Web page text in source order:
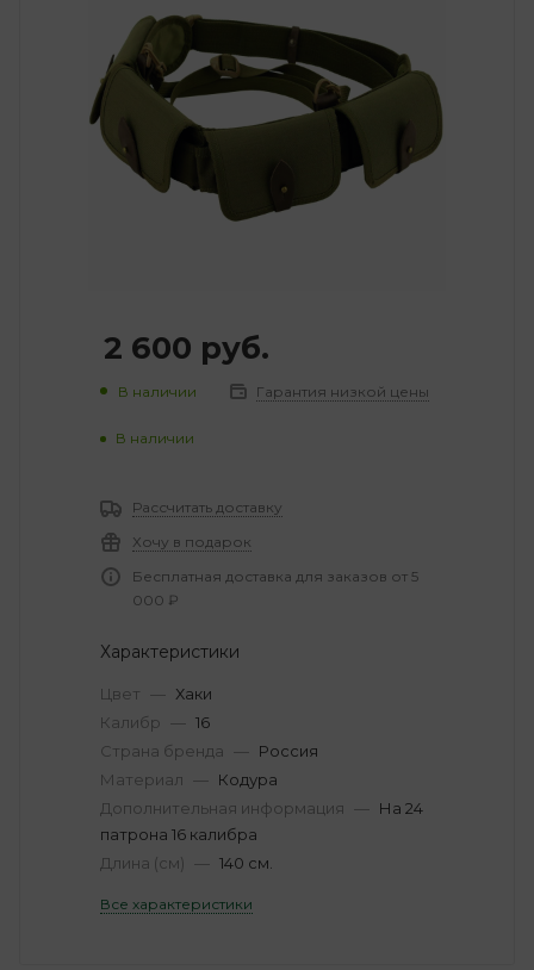
2 600 руб.
В наличии Гарантия низкой цены
В наличии
Рассчитать доставку
Хочу в подарок
Бесплатная доставка для заказов от 5
000 ₽
Характеристики
Цвет — Хаки
Калибр — 16
Страна бренда — Россия
Материал — Кодура
Дополнительная информация — На 24
патрона 16 калибра
Длина (см) — 140 см.
Все характеристики